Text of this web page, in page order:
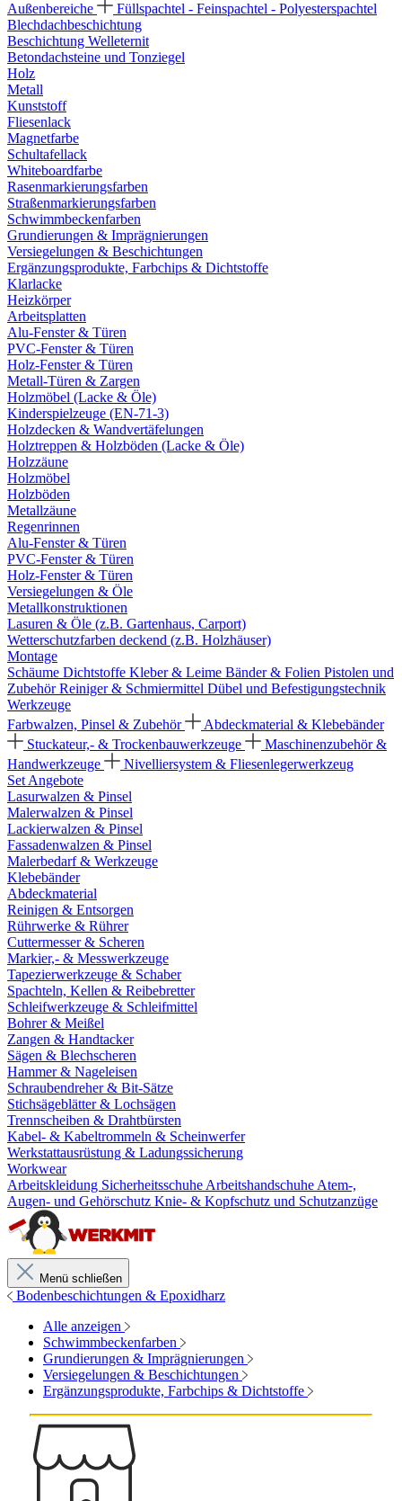
Außenbereiche
Füllspachtel - Feinspachtel - Polyesterspachtel
Blechdachbeschichtung
Beschichtung Welleternit
Betondachsteine und Tonziegel
Holz
Metall
Kunststoff
Fliesenlack
Magnetfarbe
Schultafellack
Whiteboardfarbe
Rasenmarkierungsfarben
Straßenmarkierungsfarben
Schwimmbeckenfarben
Grundierungen & Imprägnierungen
Versiegelungen & Beschichtungen
Ergänzungsprodukte, Farbchips & Dichtstoffe
Klarlacke
Heizkörper
Arbeitsplatten
Alu-Fenster & Türen
PVC-Fenster & Türen
Holz-Fenster & Türen
Metall-Türen & Zargen
Holzmöbel (Lacke & Öle)
Kinderspielzeuge (EN-71-3)
Holzdecken & Wandvertäfelungen
Holztreppen & Holzböden (Lacke & Öle)
Holzzäune
Holzmöbel
Holzböden
Metallzäune
Regenrinnen
Alu-Fenster & Türen
PVC-Fenster & Türen
Holz-Fenster & Türen
Versiegelungen & Öle
Metallkonstruktionen
Lasuren & Öle (z.B. Gartenhaus, Carport)
Wetterschutzfarben deckend (z.B. Holzhäuser)
Montage
Schäume Dichtstoffe Kleber & Leime Bänder & Folien Pistolen und
ZubehörReiniger & Schmiermittel Dübel und Befestigungstechnik
Werkzeuge
Farbwalzen, Pinsel & Zubehör
Abdeckmaterial & Klebebänder
Stuckateur,- & Trockenbauwerkzeuge
Maschinenzubehör &
Handwerkzeuge
Nivelliersystem & Fliesenlegerwerkzeug
Set Angebote
Lasurwalzen & Pinsel
Malerwalzen & Pinsel
Lackierwalzen & Pinsel
Fassadenwalzen & Pinsel
Malerbedarf & Werkzeuge
Klebebänder
Abdeckmaterial
Reinigen & Entsorgen
Rührwerke & Rührer
Cuttermesser & Scheren
Markier,- & Messwerkzeuge
Tapezierwerkzeuge & Schaber
Spachteln, Kellen & Reibebretter
Schleifwerkzeuge & Schleifmittel
Bohrer & Meißel
Zangen & Handtacker
Sägen & Blechscheren
Hammer & Nageleisen
Schraubendreher & Bit-Sätze
Stichsägeblätter & Lochsägen
Trennscheiben & Drahtbürsten
Kabel- & Kabeltrommeln & Scheinwerfer
Werkstattausrüstung & Ladungssicherung
Workwear
Arbeitskleidung Sicherheitsschuhe Arbeitshandschuhe Atem-,
Augen- und Gehörschutz Knie- & Kopfschutz und Schutzanzüge
Menü schließen
Bodenbeschichtungen & Epoxidharz
Alle anzeigen
Schwimmbeckenfarben
Grundierungen & Imprägnierungen
Versiegelungen & Beschichtungen
Ergänzungsprodukte, Farbchips & Dichtstoffe